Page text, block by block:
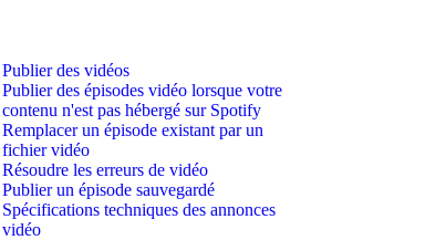
Publier des vidéos
Publier des épisodes vidéo lorsque votre
contenu n'est pas hébergé sur Spotify
Remplacer un épisode existant par un
fichier vidéo
Résoudre les erreurs de vidéo
Publier un épisode sauvegardé
Spécifications techniques des annonces
vidéo